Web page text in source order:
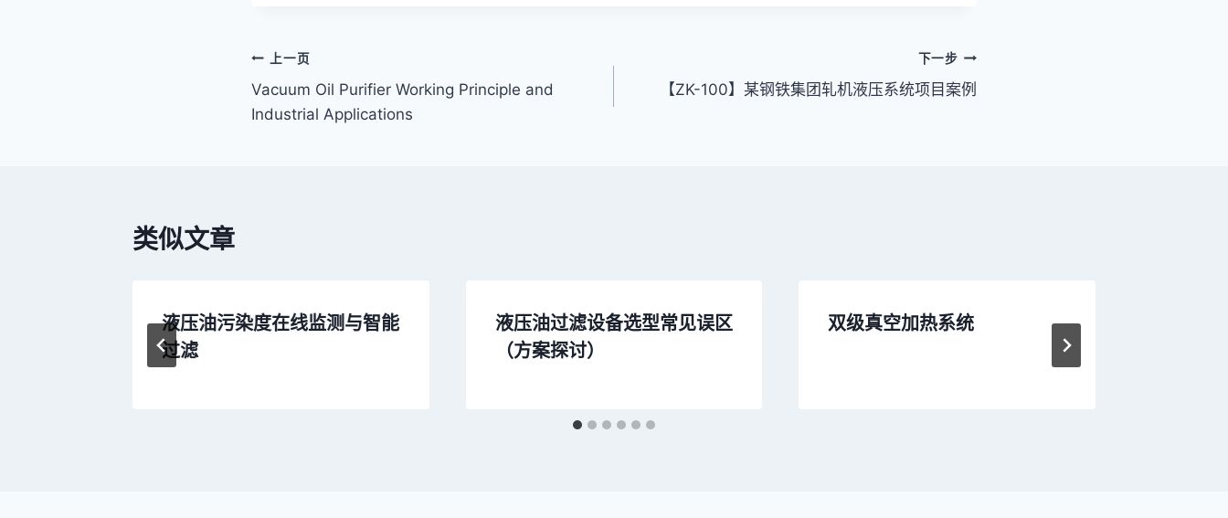
文
章
上一页
Vacuum Oil Purifier Working Principle and
Industrial Applications
下一步
【ZK-100】某钢铁集团轧机液压系统项目案例
类似文章
液压油污染度在线监测与智能
过滤
液压油过滤设备选型常见误区
（方案探讨）
双级真空加热系统